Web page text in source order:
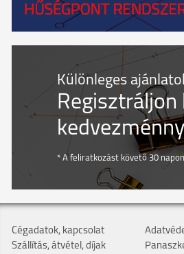
Különleges
Regisztráljon
* A feliratkozást követő 30
Cégadatok, kapcsolat
Szállítás, átvétel, díjak